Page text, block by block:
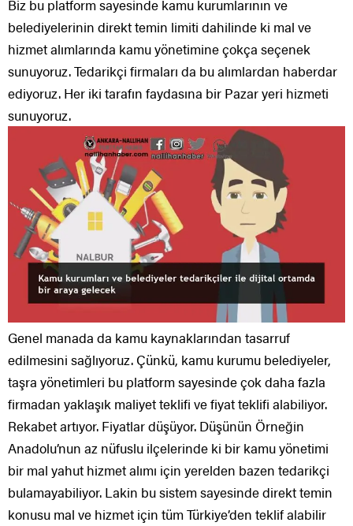
Biz bu platform sayesinde kamu kurumlarının ve
belediyelerinin direkt temin limiti dahilinde ki mal ve
hizmet alımlarında kamu yönetimine çokça seçenek
sunuyoruz. Tedarikçi firmaları da bu alımlardan haberdar
ediyoruz. Her iki tarafın faydasına bir Pazar yeri hizmeti
sunuyoruz.
Genel manada da kamu kaynaklarından tasarruf
edilmesini sağlıyoruz. Çünkü, kamu kurumu belediyeler,
taşra yönetimleri bu platform sayesinde çok daha fazla
firmadan yaklaşık maliyet teklifi ve fiyat teklifi alabiliyor.
Rekabet artıyor. Fiyatlar düşüyor. Düşünün Örneğin
Anadolu’nun az nüfuslu ilçelerinde ki bir kamu yönetimi
bir mal yahut hizmet alımı için yerelden bazen tedarikçi
bulamayabiliyor. Lakin bu sistem sayesinde direkt temin
konusu mal ve hizmet için tüm Türkiye’den teklif alabilir